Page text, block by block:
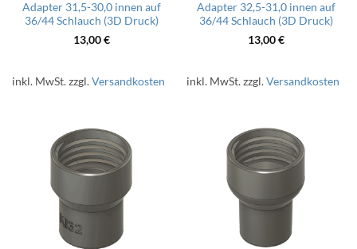
Adapter 31,5-30,0 innen auf
36/44 Schlauch (3D Druck)
13,00€
inkl. MwSt.zzgl.Versandkosten
Adapter 32,5-31,0 innen auf
36/44 Schlauch (3D Druck)
13,00€
inkl. MwSt.zzgl.Versandkosten